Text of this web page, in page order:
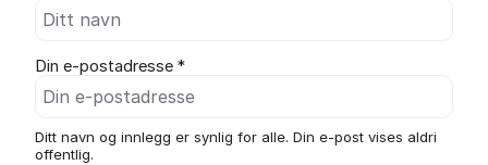
Din e-postadresse *
Ditt navn og innlegg er synlig for alle. Din e-post vises aldri
offentlig.